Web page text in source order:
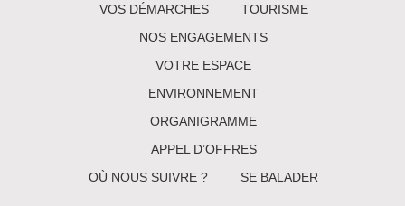
VOS DÉMARCHES
TOURISME
NOS ENGAGEMENTS
VOTRE ESPACE
ENVIRONNEMENT
ORGANIGRAMME
APPEL D’OFFRES
OÙ NOUS SUIVRE ?
SE BALADER